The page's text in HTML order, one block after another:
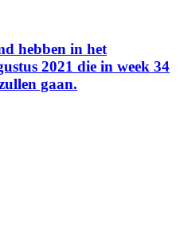
hebben in het
2021 die in week 34
gaan.